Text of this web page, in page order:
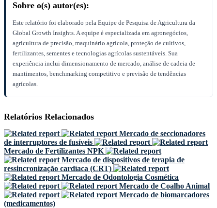
Sobre o(s) autor(es):
Este relatório foi elaborado pela Equipe de Pesquisa de Agricultura da
Global Growth Insights. A equipe é especializada em agronegócios,
agricultura de precisão, maquinário agrícola, proteção de cultivos,
fertilizantes, sementes e tecnologias agrícolas sustentáveis. Sua
experiência inclui dimensionamento de mercado, análise de cadeia de
mantimentos, benchmarking competitivo e previsão de tendências
agrícolas.
Relatórios Relacionados
Mercado de seccionadores
de interruptores de fusíveis
Mercado de Fertilizantes NPK
Mercado de dispositivos de terapia de
ressincronização cardíaca (CRT)
Mercado de Odontologia Cosmética
Mercado de Coalho Animal
Mercado de biomarcadores
(medicamentos)